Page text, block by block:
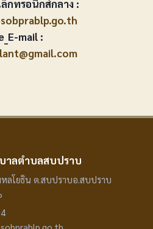
กทรอนิกส์กลาง :
mail :
าลตำบลสบปราบ
โยธิน ต.สบปราบอ.สบปราบ